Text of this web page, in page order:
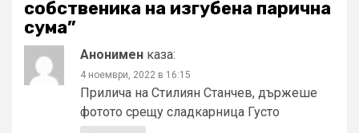
собственика на изгубена парична
сума”
Анонимен каза:
4 ноември, 2022 в 16:15
Прилича на Стилиян Станчев, държеше
фотото срещу сладкарница Густо